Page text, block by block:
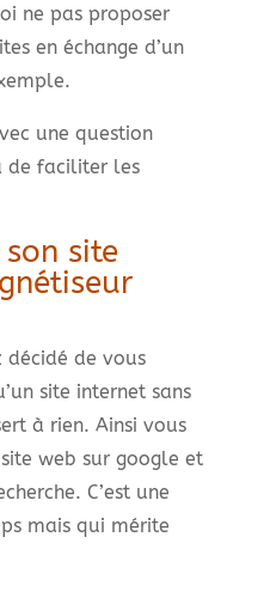
ne pas proposer
en échange d’un
une question
de faciliter les
site
décidé de vous
site internet sans
à rien. Ainsi vous
web sur google et
C’est une
mais qui mérite